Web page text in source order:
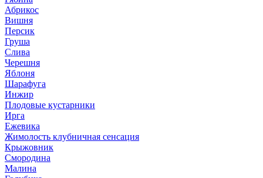
Абрикос
Вишня
Персик
Груша
Слива
Черешня
Яблоня
Шарафуга
Инжир
Плодовые кустарники
Ирга
Ежевика
Жимолость клубничная сенсация
Крыжовник
Смородина
Малина